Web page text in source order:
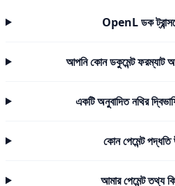
OpenL ডক
আপনি কোন ডকুমেন্ট ফরম্যাট
একটি অনুবাদিত নথির
কোন পেমেন্ট
আমার পেমেন্ট তথ্য